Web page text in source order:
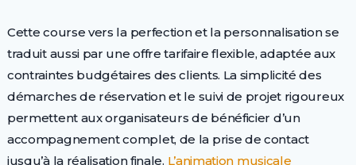
Cette course vers la perfection et la personnalisation se
traduit aussi par une offre tarifaire flexible, adaptée aux
contraintes budgétaires des clients. La simplicité des
démarches de réservation et le suivi de projet rigoureux
permettent aux organisateurs de bénéficier d’un
accompagnement complet, de la prise de contact
jusqu’à la réalisation finale. L’animation musicale